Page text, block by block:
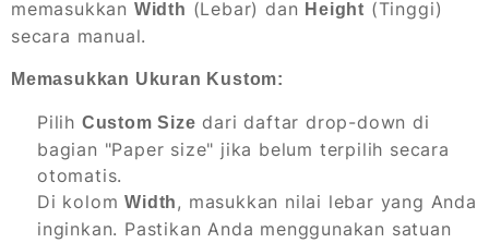
memasukkan Width (Lebar) dan Height (Tinggi)
secara manual.
Memasukkan Ukuran Kustom:
Pilih Custom Size dari daftar drop-down di
bagian "Paper size" jika belum terpilih secara
otomatis.
Di kolomWidth, masukkan nilai lebar yang Anda
inginkan. Pastikan Anda menggunakan satuan